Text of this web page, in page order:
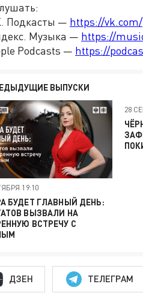
Подкасты — https://vk.com/
Музыка — https://
Podcasts — https://
ВЫПУСКИ
19:10
БУДЕТ ГЛАВНЫЙ ДЕНЬ:
ВЫЗВАЛИ НА
ВСТРЕЧУ С
28
ДЗЕН ТЕЛЕГРАМ